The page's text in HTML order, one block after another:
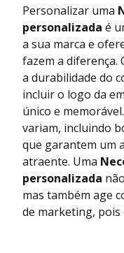
Personalizar uma
personalizada é
a sua marca e
fazem a diferença.
a durabilidade do
incluir o logo da
único e
variam, incluindo
que garantem um
atraente. Uma
personalizada
mas também age
de marketing, pois